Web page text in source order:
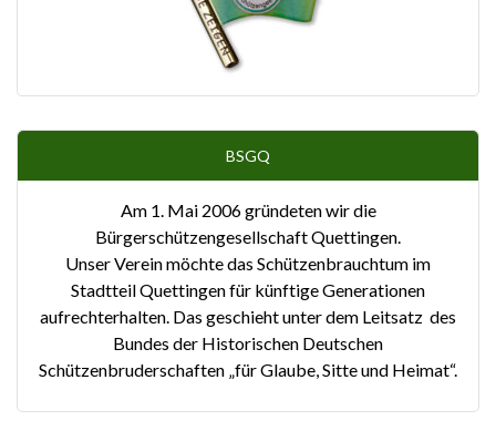
BSGQ
Am 1. Mai 2006 gründeten wir die
Bürgerschützengesellschaft Quettingen.
Unser Verein möchte das Schützenbrauchtum im
Stadtteil Quettingen für künftige Generationen
aufrechterhalten. Das geschieht unter dem Leitsatz des
Bundes der Historischen Deutschen
Schützenbruderschaften „für Glaube, Sitte und Heimat“.